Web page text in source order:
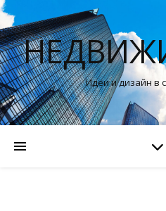
Идеи и дизайн в